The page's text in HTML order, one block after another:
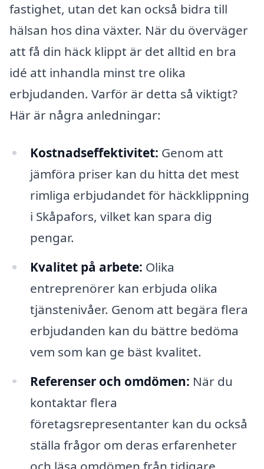
fastighet, utan det kan också bidra till
hälsan hos dina växter. När du överväger
att få din häck klippt är det alltid en bra
idé att inhandla minst tre olika
erbjudanden. Varför är detta så viktigt?
Här är några anledningar:
Kostnadseffektivitet: Genom att
jämföra priser kan du hitta det mest
rimliga erbjudandet för häckklippning
i Skåpafors, vilket kan spara dig
pengar.
Kvalitet på arbete: Olika
entreprenörer kan erbjuda olika
tjänstenivåer. Genom att begära flera
erbjudanden kan du bättre bedöma
vem som kan ge bäst kvalitet.
Referenser och omdömen: När du
kontaktar flera
företagsrepresentanter kan du också
ställa frågor om deras erfarenheter